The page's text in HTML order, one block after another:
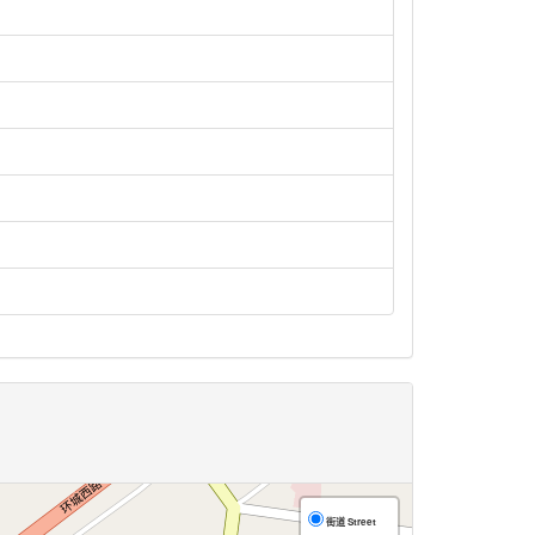
街道 Street